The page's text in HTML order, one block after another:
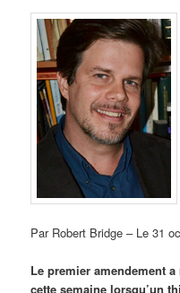
Par Robert Bridge – Le 31
Le premier amendement
cette semaine lorsqu’un